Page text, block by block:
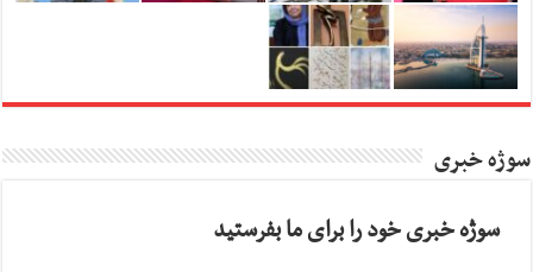
سوژه خبری
سوژه خبری خود را برای ما بفرستید